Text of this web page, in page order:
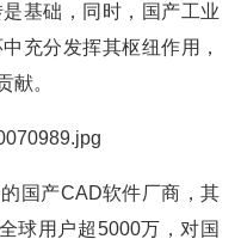
基础，同时，国产工业
充分发挥其枢纽作用，
献。
国产CAD软件厂商，其
球用户超5000万，对国